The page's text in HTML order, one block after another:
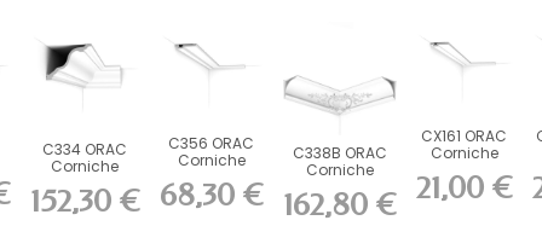
C334 ORAC
Corniche
Purotouch
L200 x H15 x...
152,30 €
C356 ORAC
Corniche
Purotouch
L200 x H2 x...
68,30 €
C338B ORAC
Corniche
Purotouch L200
x H18,2...
162,80 €
CX161 ORAC
Corniche
Durofoam
L200 x H1,3 x...
21,00 €